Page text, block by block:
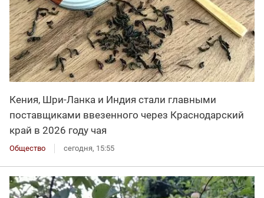
Кения, Шри-Ланка и Индия стали главными
поставщиками ввезенного через Краснодарский
край в 2026 году чая
Общество сегодня, 15:55